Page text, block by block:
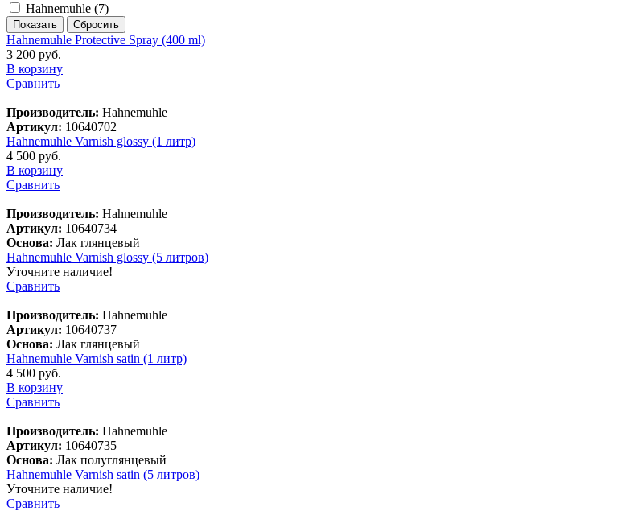
Hahnemuhle (7)
Hahnemuhle Protective Spray (400 ml)
3 200 руб.
В корзину
Сравнить
Производитель: Hahnemuhle
Артикул: 10640702
Hahnemuhle Varnish glossy (1 литр)
4 500 руб.
В корзину
Сравнить
Производитель: Hahnemuhle
Артикул: 10640734
Основа: Лак глянцевый
Hahnemuhle Varnish glossy (5 литров)
Уточните наличие!
Сравнить
Производитель: Hahnemuhle
Артикул: 10640737
Основа: Лак глянцевый
Hahnemuhle Varnish satin (1 литр)
4 500 руб.
В корзину
Сравнить
Производитель: Hahnemuhle
Артикул: 10640735
Основа: Лак полуглянцевый
Hahnemuhle Varnish satin (5 литров)
Уточните наличие!
Сравнить